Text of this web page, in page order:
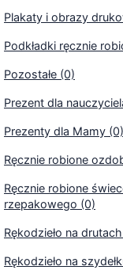
Plakaty i obrazy
Podkładki ręcznie
Pozostałe (0)
Prezent dla
Prezenty dla Mamy (0)
Ręcznie robione
Ręcznie robione
rzepakowego (0)
Rękodzieło na
Rękodzieło na